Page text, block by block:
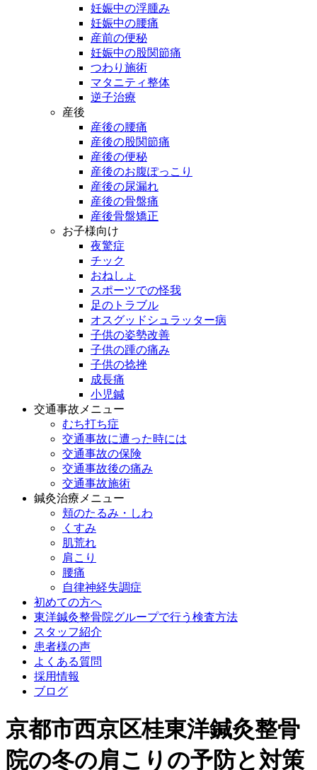
妊娠中の浮腫み
妊娠中の腰痛
産前の便秘
妊娠中の股関節痛
つわり施術
マタニティ整体
逆子治療
産後
産後の腰痛
産後の股関節痛
産後の便秘
産後のお腹ぽっこり
産後の尿漏れ
産後の骨盤痛
産後骨盤矯正
お子様向け
夜驚症
チック
おねしょ
スポーツでの怪我
足のトラブル
オスグッドシュラッター病
子供の姿勢改善
子供の踵の痛み
子供の捻挫
成長痛
小児鍼
交通事故メニュー
むち打ち症
交通事故に遭った時には
交通事故の保険
交通事故後の痛み
交通事故施術
鍼灸治療メニュー
頬のたるみ・しわ
くすみ
肌荒れ
肩こり
腰痛
自律神経失調症
初めての方へ
東洋鍼灸整骨院グループで行う検査方法
スタッフ紹介
患者様の声
よくある質問
採用情報
ブログ
京都市西京区桂東洋鍼灸整骨
院の冬の肩こりの予防と対策